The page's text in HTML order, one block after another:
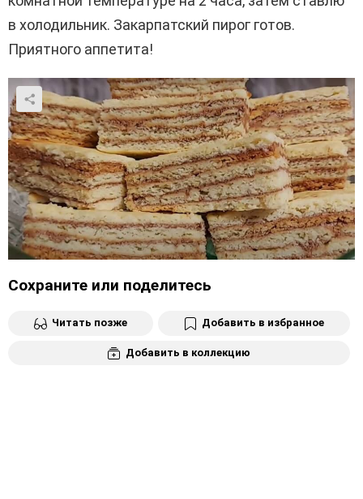
в холодильник. Закарпатский пирог готов.
Приятного аппетита!
Сохраните или поделитесь
Читать позже Добавить в избранное
Добавить в коллекцию